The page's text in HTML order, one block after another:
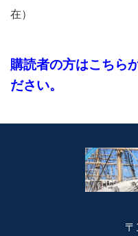
在）
購読者の方はこちら
ださい。